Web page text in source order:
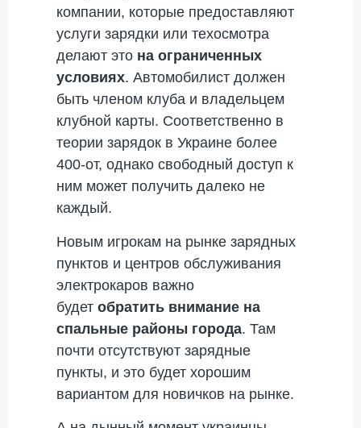
компании, которые предоставляют
услуги зарядки или техосмотра
делают это на ограниченных
условиях. Автомобилист должен
быть членом клуба и владельцем
клубной карты. Соответственно в
теории зарядок в Украине более
400-от, однако свободный доступ к
ним может получить далеко не
каждый.
Новым игрокам на рынке зарядных
пунктов и центров обслуживания
электрокаров важно
будет обратить внимание на
спальные районы города. Там
почти отсутствуют зарядные
пункты, и это будет хорошим
вариантом для новичков на рынке.